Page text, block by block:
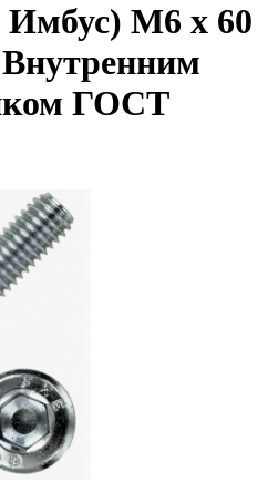
М6 х 60
ГОСТ